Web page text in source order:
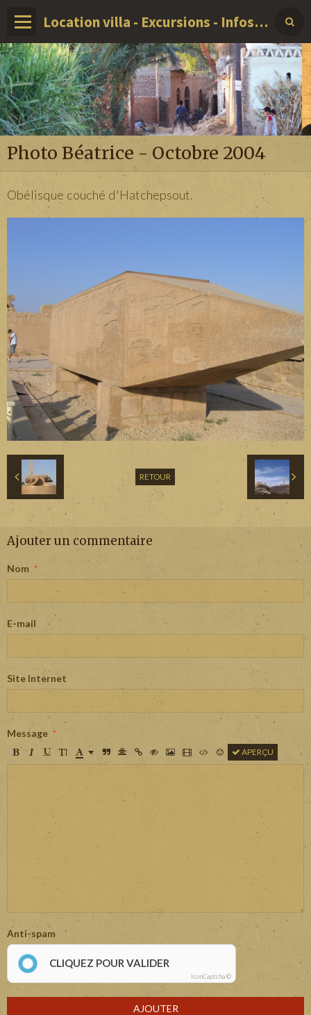
Location villa - Excursions - Infos sur LOUXOR - EGYPTE
Photo Béatrice - Octobre 2004
Obélisque couché d'Hatchepsout.
RETOUR
Ajouter un commentaire
Nom
E-mail
Site Internet
Message
APERÇU
Anti-spam
CLIQUEZ POUR VALIDER
IconCaptcha ©
AJOUTER